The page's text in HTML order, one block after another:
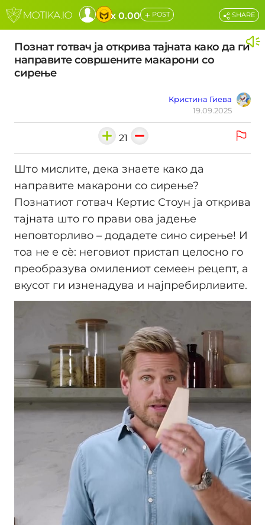
x 0.00 + POST
Познат готвач ја открива тајната како да ги
направите совршените макарони со
сирење
Кристина Гиева
19.09.2025
SHARE
21
Што мислите, дека знаете како да
направите макарони со сирење?
Познатиот готвач Кертис Стоун ја открива
тајната што го прави ова јадење
неповторливо – додадете сино сирење! И
тоа не е сè: неговиот пристап целосно го
преобразува омилениот семеен рецепт, а
вкусот ги изненадува и најпребирливите.